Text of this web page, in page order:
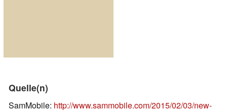
Quelle(n)
SamMobile: http://www.sammobile.com/2015/02/03/new-